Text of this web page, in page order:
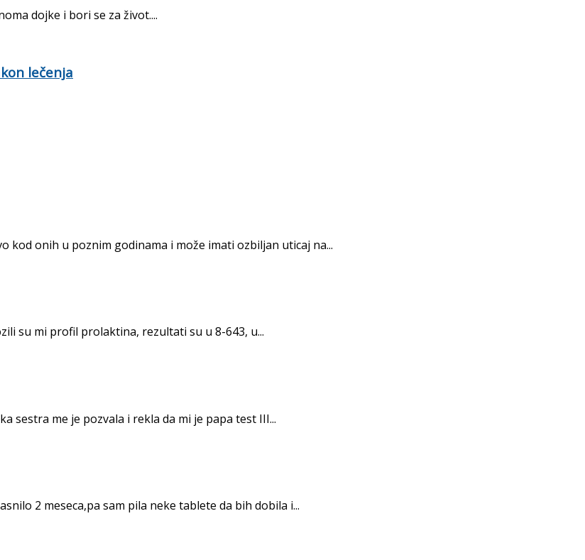
dojke i bori se za život....
lečenja
onih u poznim godinama i može imati ozbiljan uticaj na...
su mi profil prolaktina, rezultati su u 8-643, u...
sestra me je pozvala i rekla da mi je papa test III...
2 meseca,pa sam pila neke tablete da bih dobila i...